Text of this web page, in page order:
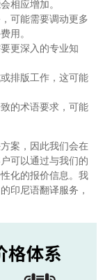
相应增加。
可能需要调动更多
用。
更深入的专业知
排版工作，这可能
的术语要求，可能
案，因此我们会在
可以通过与我们的
化的报价信息。我
印尼语翻译服务，